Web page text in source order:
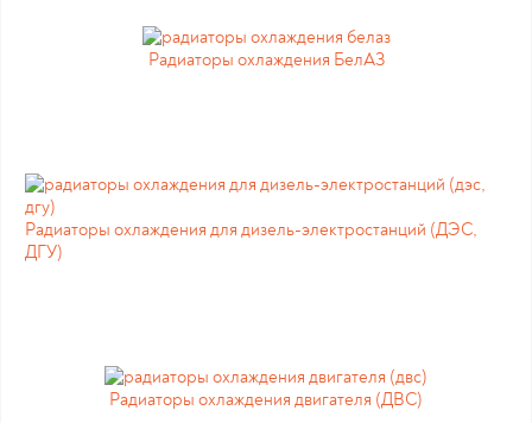
Радиаторы охлаждения БелАЗ
Радиаторы охлаждения для дизель-электростанций (ДЭС,
ДГУ)
Радиаторы охлаждения двигателя (ДВС)